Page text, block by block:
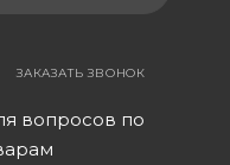
ЗАКАЗАТЬ ЗВОНОК
вопросов по